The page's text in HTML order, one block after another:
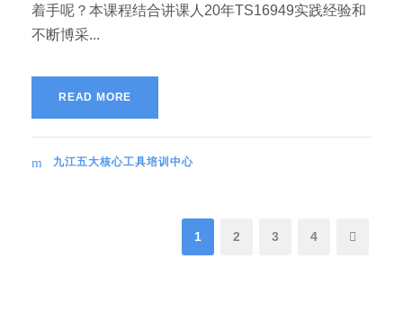
着手呢？本课程结合讲课人20年TS16949实践经验和
不断博采...
READ MORE
九江五大核心工具培训中心
1 2 3 4